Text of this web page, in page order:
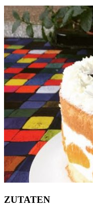
ZUTATEN